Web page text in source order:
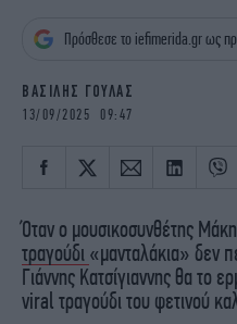
OSCARSΠρόσθεσε το iefimerida.gr ως
ΒΑΣΙΛΗΣ ΓΟΥΛΑΣ
13/09/2025 09:47
Όταν ο μουσικοσυνθέτης
τραγούδι «μανταλάκια» δεν
Γιάννης Κατσίγιαννης θα το
viral τραγούδι του φετινού